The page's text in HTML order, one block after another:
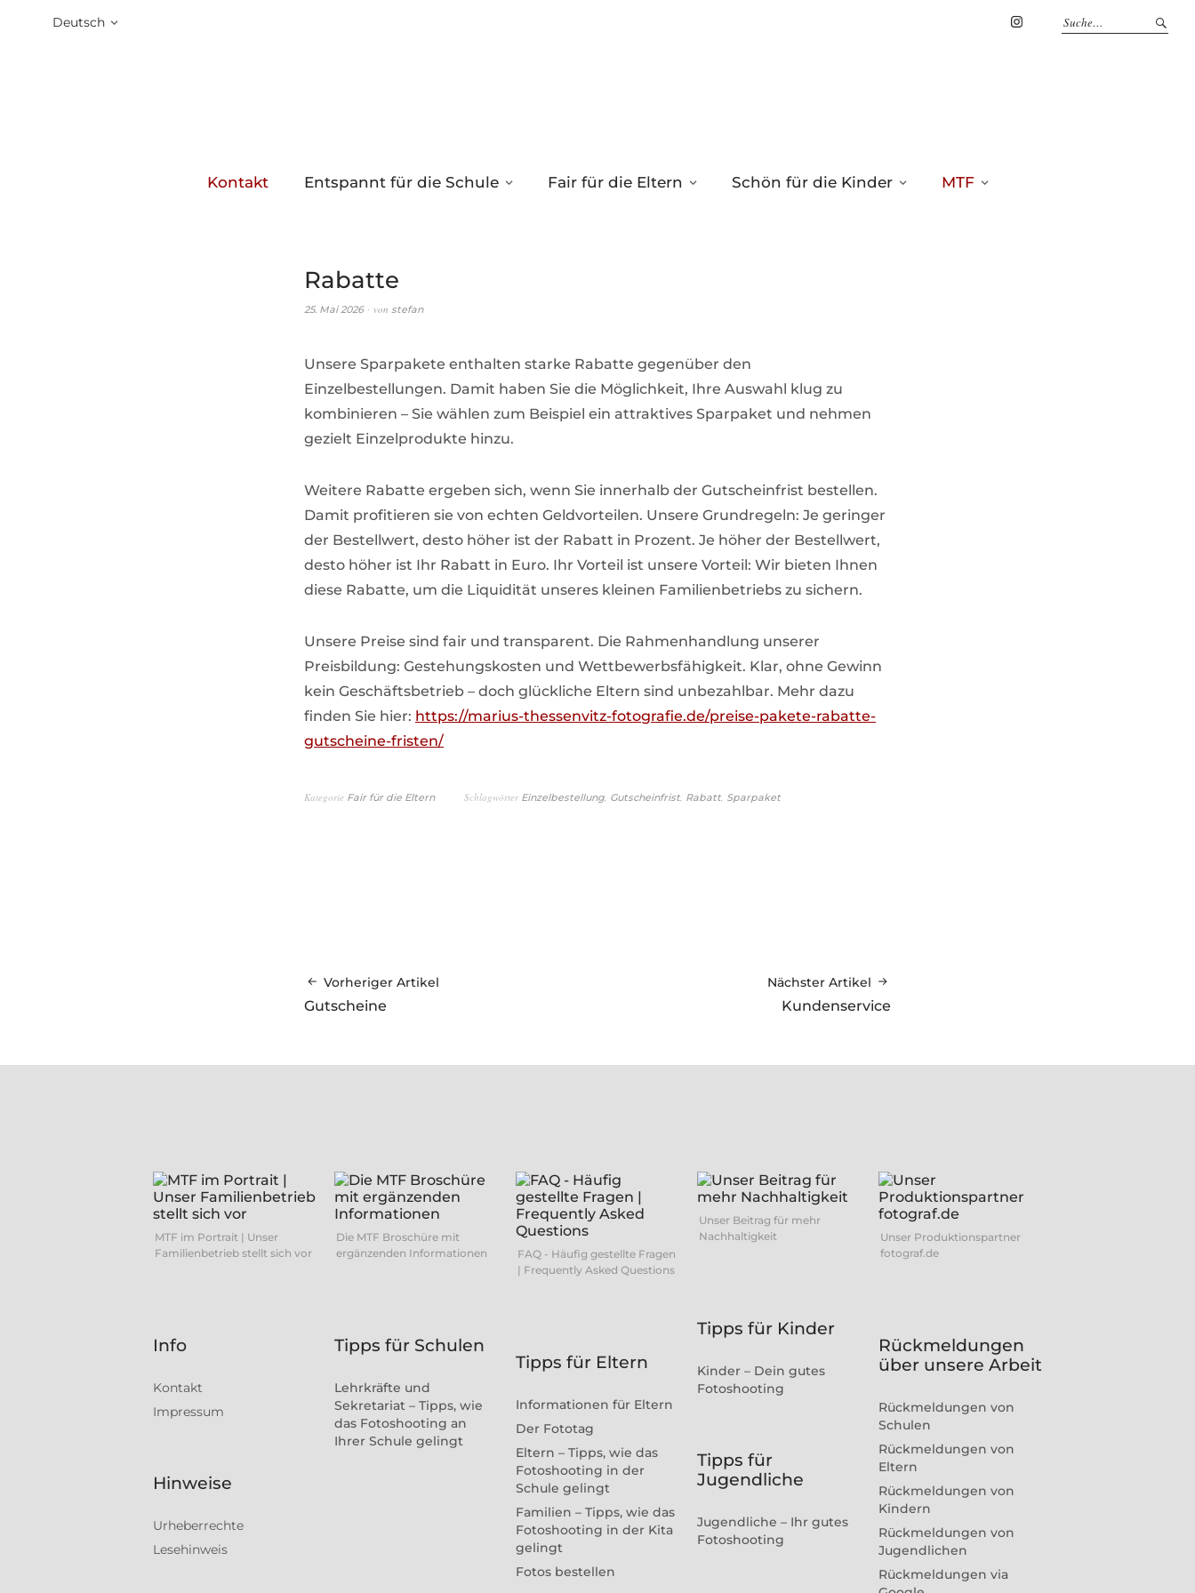
Deutsch
Kontakt Entspannt für die Schule Fair für die Eltern Schön für die Kinder MTF
Rabatte
25. Mai 2026 von stefan
Unsere Sparpakete enthalten starke Rabatte gegenüber den
Einzelbestellungen. Damit haben Sie die Möglichkeit, Ihre Auswahl klug zu
kombinieren – Sie wählen zum Beispiel ein attraktives Sparpaket und nehmen
gezielt Einzelprodukte hinzu.
Weitere Rabatte ergeben sich, wenn Sie innerhalb der Gutscheinfrist bestellen.
Damit profitieren sie von echten Geldvorteilen. Unsere Grundregeln: Je geringer
der Bestellwert, desto höher ist der Rabatt in Prozent. Je höher der Bestellwert,
desto höher ist Ihr Rabatt in Euro. Ihr Vorteil ist unsere Vorteil: Wir bieten Ihnen
diese Rabatte, um die Liquidität unseres kleinen Familienbetriebs zu sichern.
Unsere Preise sind fair und transparent. Die Rahmenhandlung unserer
Preisbildung: Gestehungskosten und Wettbewerbsfähigkeit. Klar, ohne Gewinn
kein Geschäftsbetrieb – doch glückliche Eltern sind unbezahlbar. Mehr dazu
finden Sie hier: https://marius-thessenvitz-fotografie.de/preise-pakete-rabatte-
gutscheine-fristen/
Kategorie Fair für die Eltern Schlagwörter Einzelbestellung, Gutscheinfrist, Rabatt, Sparpaket
Vorheriger Artikel
Gutscheine
Nächster Artikel
Kundenservice
MTF im Portrait | Unser
Familienbetrieb stellt sich vor
Info
Kontakt
Impressum
Hinweise
Urheberrechte
Lesehinweis
Die MTF Broschüre mit
ergänzenden Informationen
Tipps für Schulen
Lehrkräfte und
Sekretariat – Tipps, wie
das Fotoshooting an
Ihrer Schule gelingt
FAQ - Häufig gestellte Fragen
| Frequently Asked Questions
Tipps für Eltern
Informationen für Eltern
Der Fototag
Eltern – Tipps, wie das
Fotoshooting in der
Schule gelingt
Familien – Tipps, wie das
Fotoshooting in der Kita
gelingt
Fotos bestellen
Unser Beitrag für mehr
Nachhaltigkeit
Tipps für Kinder
Kinder – Dein gutes
Fotoshooting
Tipps für
Jugendliche
Jugendliche – Ihr gutes
Fotoshooting
Unser Produktionspartner
fotograf.de
Rückmeldungen
über unsere Arbeit
Rückmeldungen von
Schulen
Rückmeldungen von
Eltern
Rückmeldungen von
Kindern
Rückmeldungen von
Jugendlichen
Rückmeldungen via